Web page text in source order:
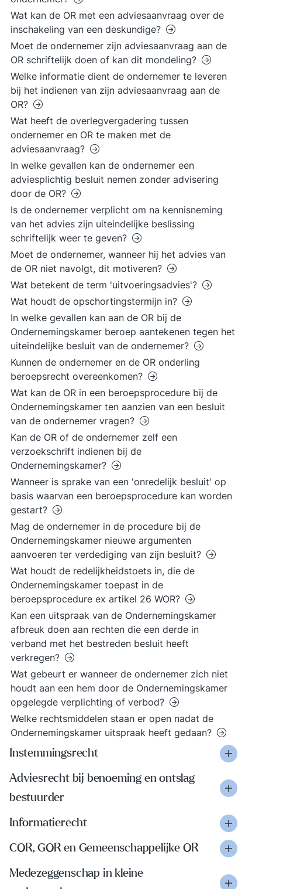
Wat kan de OR met een adviesaanvraag over de
inschakeling van een deskundige?
Moet de ondernemer zijn adviesaanvraag aan de
OR schriftelijk doen of kan dit mondeling?
Welke informatie dient de ondernemer te leveren
bij het indienen van zijn adviesaanvraag aan de
OR?
Wat heeft de overlegvergadering tussen
ondernemer en OR te maken met de
adviesaanvraag?
In welke gevallen kan de ondernemer een
adviesplichtig besluit nemen zonder advisering
door de OR?
Is de ondernemer verplicht om na kennisneming
van het advies zijn uiteindelijke beslissing
schriftelijk weer te geven?
Moet de ondernemer, wanneer hij het advies van
de OR niet navolgt, dit motiveren?
Wat betekent de term 'uitvoeringsadvies'?
Wat houdt de opschortingstermijn in?
In welke gevallen kan aan de OR bij de
Ondernemingskamer beroep aantekenen tegen het
uiteindelijke besluit van de ondernemer?
Kunnen de ondernemer en de OR onderling
beroepsrecht overeenkomen?
Wat kan de OR in een beroepsprocedure bij de
Ondernemingskamer ten aanzien van een besluit
van de ondernemer vragen?
Kan de OR of de ondernemer zelf een
verzoekschrift indienen bij de
Ondernemingskamer?
Wanneer is sprake van een 'onredelijk besluit' op
basis waarvan een beroepsprocedure kan worden
gestart?
Mag de ondernemer in de procedure bij de
Ondernemingskamer nieuwe argumenten
aanvoeren ter verdediging van zijn besluit?
Wat houdt de redelijkheidstoets in, die de
Ondernemingskamer toepast in de
beroepsprocedure ex artikel 26 WOR?
Kan een uitspraak van de Ondernemingskamer
afbreuk doen aan rechten die een derde in
verband met het bestreden besluit heeft
verkregen?
Wat gebeurt er wanneer de ondernemer zich niet
houdt aan een hem door de Ondernemingskamer
opgelegde verplichting of verbod?
Welke rechtsmiddelen staan er open nadat de
Ondernemingskamer uitspraak heeft gedaan?
Instemmingsrecht
Adviesrecht bij benoeming en ontslag
bestuurder
Informatierecht
COR, GOR en Gemeenschappelijke OR
Medezeggenschap in kleine